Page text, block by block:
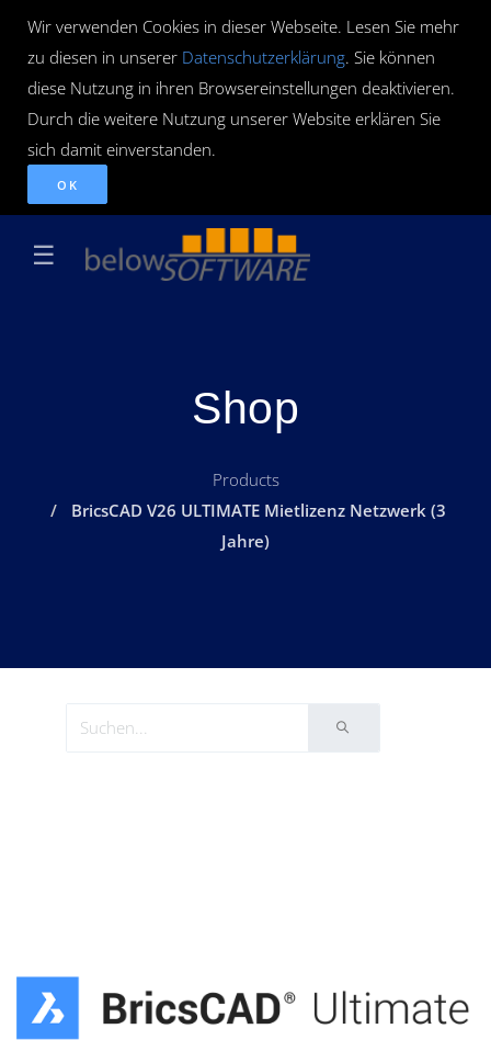
Wir verwenden Cookies in dieser Webseite. Lesen Sie mehr
zu diesen in unserer Datenschutzerklärung. Sie können
diese Nutzung in ihren Browsereinstellungen deaktivieren.
Durch die weitere Nutzung unserer Website erklären Sie
sich damit einverstanden.
OK
☰
Shop
Products
BricsCAD V26 ULTIMATE Mietlizenz Netzwerk (3
Jahre)